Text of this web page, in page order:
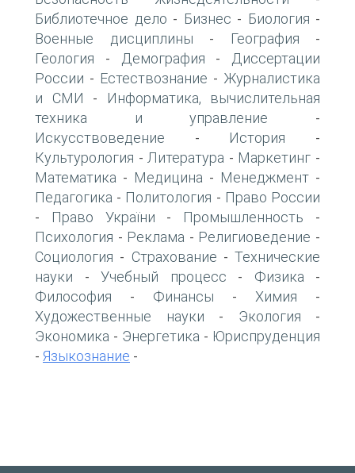
Библиотечное дело - Бизнес - Биология -
Военные дисциплины - География -
Геология - Демография -
Диссертации
России - Естествознание - Журналистика
и СМИ -
Информатика, вычислительная
техника и управление -
Искусствоведение - История -
Культурология - Литература - Маркетинг -
Математика - Медицина - Менеджмент -
Педагогика - Политология - Право России
- Право України - Промышленность -
Психология - Реклама - Религиоведение -
Социология - Страхование - Технические
науки - Учебный процесс - Физика -
Философия - Финансы - Химия -
Художественные науки - Экология -
Экономика - Энергетика - Юриспруденция
- Языкознание -